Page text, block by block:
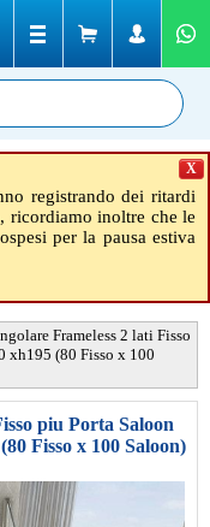
registrando dei ritardi
ricordiamo inoltre che le
per la pausa estiva
X
Frameless 2 lati Fisso
xh195 (80 Fisso x 100
piu Porta Saloon
Fisso x 100 Saloon)